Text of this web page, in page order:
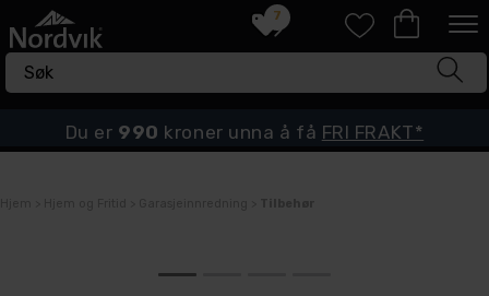
7
Du er 990 kroner unna å få FRI FRAKT*